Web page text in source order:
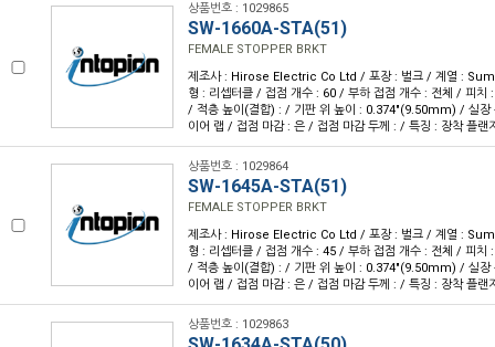
상품번호 : 1029865
SW-1660A-STA(51)
FEMALE STOPPER BRKT
제조사 : Hirose Electric Co Ltd / 포장 : 벌크 / 계열 :
형 : 리셉터클 / 접점 개수 : 60 / 부하 접점 개수 : 전체 / 피치
/ 적층 높이(결합) : / 기판 위 높이 : 0.374"(9.50mm) / 실장
이어 랩 / 접점 마감 : 은 / 접점 마감 두께 : / 특징 : 장착 플랜
상품번호 : 1029864
SW-1645A-STA(51)
FEMALE STOPPER BRKT
제조사 : Hirose Electric Co Ltd / 포장 : 벌크 / 계열 :
형 : 리셉터클 / 접점 개수 : 45 / 부하 접점 개수 : 전체 / 피치
/ 적층 높이(결합) : / 기판 위 높이 : 0.374"(9.50mm) / 실장
이어 랩 / 접점 마감 : 은 / 접점 마감 두께 : / 특징 : 장착 플랜
상품번호 : 1029863